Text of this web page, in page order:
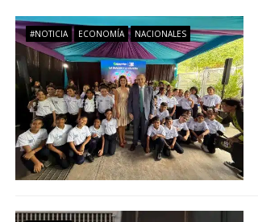
g
a
c
i
ó
#NOTICIA ECONOMÍA NACIONALES